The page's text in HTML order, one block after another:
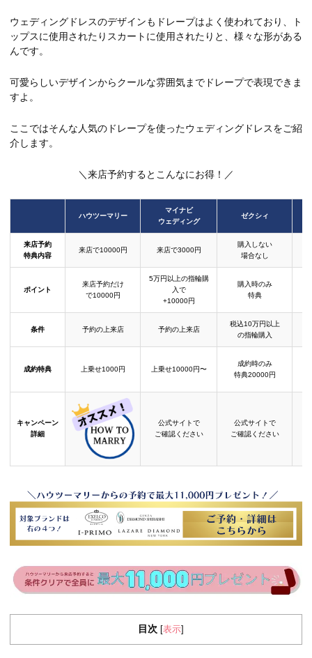
ウェディングドレスのデザインもドレープはよく使われており、ト
ップスに使用されたりスカートに使用されたりと、様々な形がある
んです。
可愛らしいデザインからクールな雰囲気までドレープで表現できま
すよ。
ここではそんな人気のドレープを使ったウェディングドレスをご紹
介します。
＼来店予約するとこんなにお得！／
ハウツーマリー
マイナビ
ウェディング
ゼクシィ
来店予約
特典内容
来店で10000円 来店で3000円
購入しない
場合なし
ポイント
来店予約だけ
で10000円
5万円以上の指輪購
入で
+10000円
購入時のみ
特典
条件 予約の上来店 予約の上来店
税込10万円以上
の指輪購入
成約特典 上乗せ1000円 上乗せ10000円〜
成約時のみ
特典20000円
キャンペーン
詳細
公式サイトで
ご確認ください
公式サイトで
ご確認ください
目次 表示